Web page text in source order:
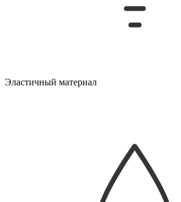
Эластичный материал